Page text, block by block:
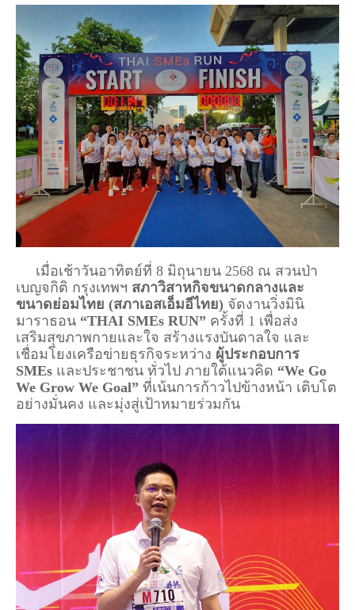
เบญจกิติ กรุงเทพฯ สภาวิสาหกิจขนาดกลางและ
ขนาดย่อมไทย (สภาเอสเอ็มอีไทย) จัดงานวิ่งมินิ
มาราธอน “THAI SMEs RUN” ครั้งที่ 1 เพื่อส่ง
เสริมสุขภาพกายและใจ สร้างแรงบันดาลใจ และ
เชื่อมโยงเครือข่ายธุรกิจระหว่าง ผู้ประกอบการ
SMEs และประชาชน ทั่วไป ภายใต้แนวคิด “We Go
We Grow We Goal” ที่เน้นการก้าวไปข้างหน้า เติบโต
อย่างมั่นคง และมุ่งสู่เป้าหมายร่วมกัน